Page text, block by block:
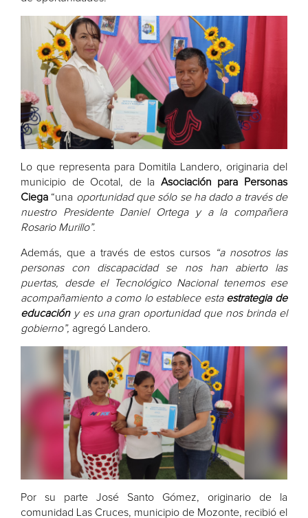
Lo que representa para Domitila Landero, originaria del
municipio de Ocotal, de la Asociación para Personas
Ciega “una oportunidad que sólo se ha dado a través de
nuestro Presidente Daniel Ortega y a la compañera
Rosario Murillo”.
Además, que a través de estos cursos “a nosotros las
personas con discapacidad se nos han abierto las
puertas, desde el Tecnológico Nacional tenemos ese
acompañamiento a como lo establece esta estrategia de
educacióny es una gran oportunidad que nos brinda el
gobierno”, agregó Landero
Por su parte José Santo Gómez, originario de la
comunidad Las Cruces, municipio de Mozonte, recibió el